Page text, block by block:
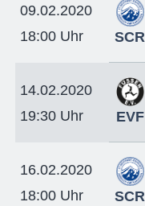
09.02.2020
18:00 Uhr
SCR
14.02.2020
19:30 Uhr
EVF
16.02.2020
18:00 Uhr
SCR